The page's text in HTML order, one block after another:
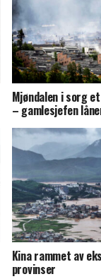
Mjøndalen i sorg
– gamlesjefen
Kina rammet av
provinser